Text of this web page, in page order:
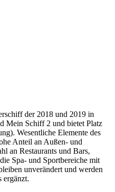
der 2018 und 2019 in
Mein Schiff 2 und bietet Platz
Wesentliche Elemente des
Anteil an Außen- und
an Restaurants und Bars,
Spa- und Sportbereiche mit
unverändert und werden
ergänzt.